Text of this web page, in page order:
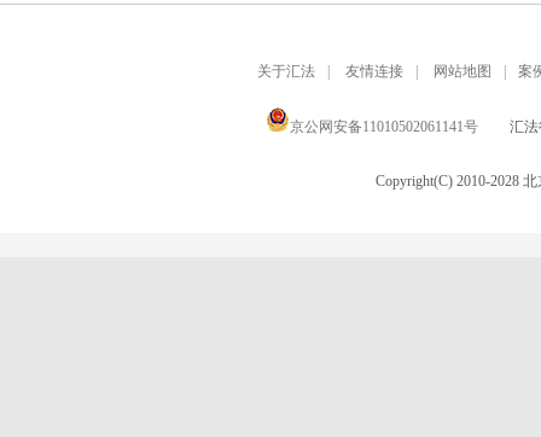
关于汇法 友情连接 网站地图 案
京公网安备11010502061141号 汇法
Copyright(C) 2010-2028